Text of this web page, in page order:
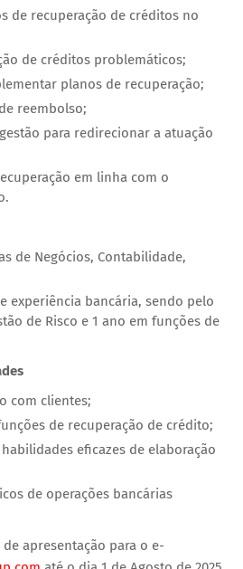
de recuperação de créditos no
de créditos problemáticos;
planos de recuperação;
reembolso;
para redirecionar a atuação
em linha com o
de Negócios, Contabilidade,
experiência bancária, sendo pelo
de Risco e 1 ano em funções de
com clientes;
de recuperação de crédito;
eficazes de elaboração
de operações bancárias
de apresentação para o e-